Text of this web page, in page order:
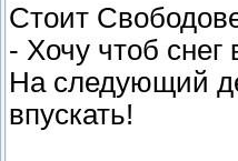
Стоит
- Хочу чтоб
На следующий
впускать!